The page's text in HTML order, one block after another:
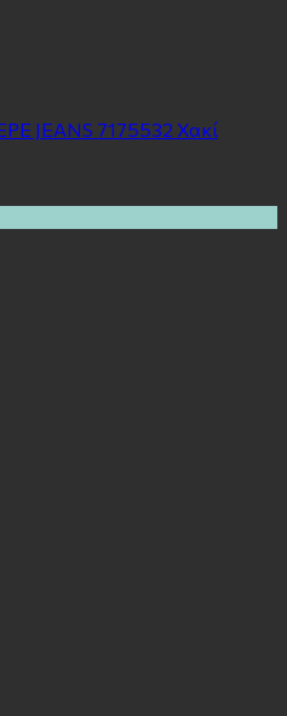
JEANS 7175532 Χακί